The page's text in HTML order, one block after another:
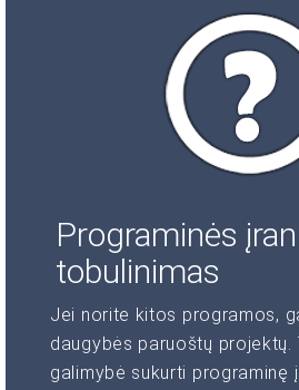
Programinės
tobulinimas
Jei norite kitos programos,
daugybės paruoštų projektų.
galimybė sukurti programinę